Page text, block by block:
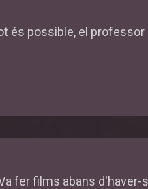
és possible, el professor
fer films abans